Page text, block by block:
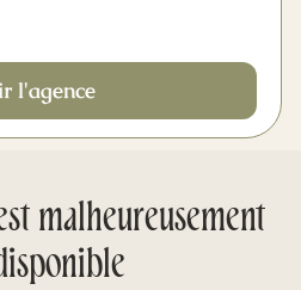
l'agence
malheureusement